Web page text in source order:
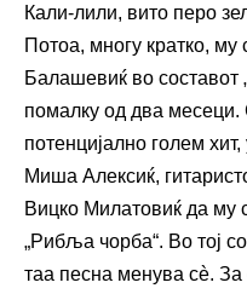
Кали-лили, вито перо
Потоа, многу кратко,
Балашевиќ во составот
помалку од два
потенцијално голем
Миша Алексиќ,
Вицко Милатовиќ да му
„Рибља чорба“. Во тој
таа песна менува сè.